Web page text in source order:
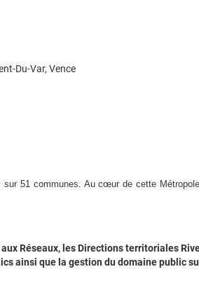
Du-Var, Vence
51 communes. Au cœur de cette
Réseaux, les Directions territoriales
ainsi que la gestion du domaine public